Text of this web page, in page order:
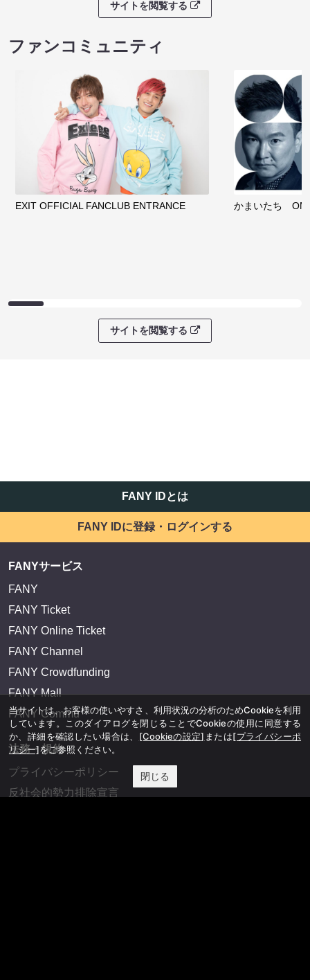
サイトを閲覧する
ファンコミュニティ
EXIT OFFICIAL FANCLUB ENTRANCE かまいたち
サイトを閲覧する
FANY IDとは
FANY IDに登録・ログインする
FANYサービス
FANY
FANY Ticket
FANY Online Ticket
FANY Channel
FANY Crowdfunding
FANY Mall
FANY Commu
法務・規約
プライバシーポリシー
反社会的勢力排除宣言
当サイトは、お客様の使いやすさ、利用状況の分析のためCookieを利用
しています。このダイアログを閉じることでCookieの使用に同意する
か、詳細を確認したい場合は、 [Cookieの設定] または[プライバシーポ
リシー]をご参照ください。
閉じる